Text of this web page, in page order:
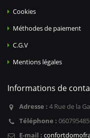
Cookies
Méthodes de paiement
C.G.V
Mentions légales
Informations de
Adresse : 4 Rue de la
Téléphone :
E-mail :